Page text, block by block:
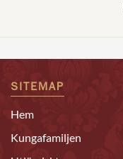
SITEMAP
Hem
Kungafamiljen